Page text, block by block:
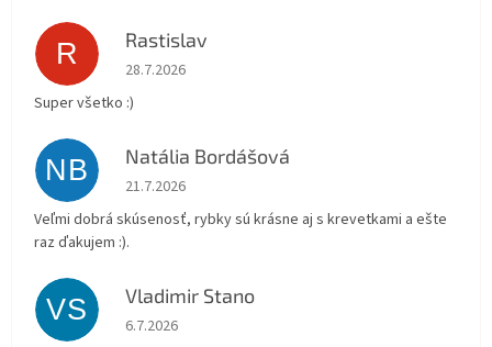
R Rastislav
Hodnotenie obchodu je 5 z 5 hviezdičiek.
28.7.2026
Super všetko :)
NB Natália Bordášová
Hodnotenie obchodu je 5 z 5 hviezdičiek.
21.7.2026
Veľmi dobrá skúsenosť, rybky sú krásne aj s krevetkami a ešte
raz ďakujem :).
VS Vladimir Stano
Hodnotenie obchodu je 5 z 5 hviezdičiek.
6.7.2026